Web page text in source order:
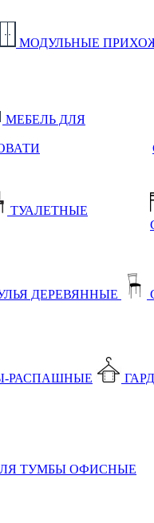
МОДУЛЬНЫЕ
МЕБЕЛЬ ДЛЯ
ТУАЛЕТНЫЕ
ДЕРЕВЯННЫЕ
РАСПАШНЫЕ
ТУМБЫ ОФИСНЫЕ